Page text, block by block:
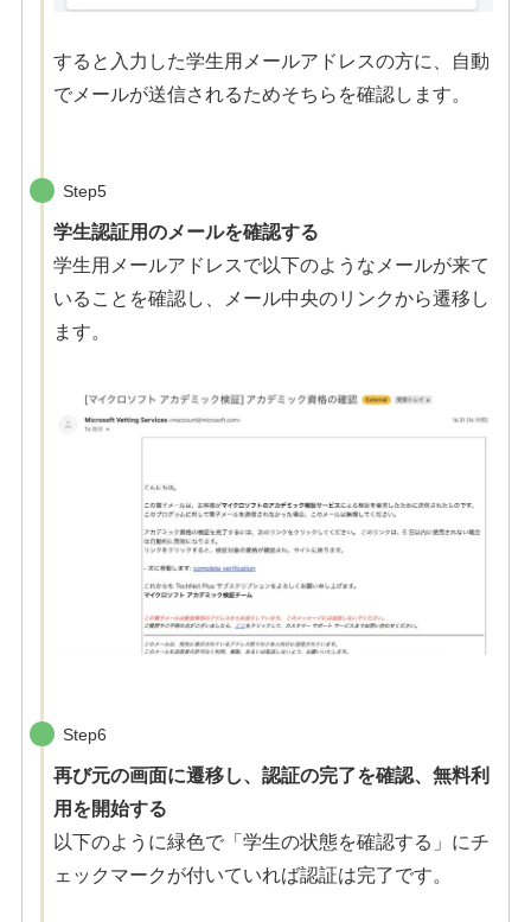
すると入力した学生用メールアドレスの方に、自動
でメールが送信されるためそちらを確認します。
Step5
学生認証用のメールを確認する
学生用メールアドレスで以下のようなメールが来て
いることを確認し、メール中央のリンクから遷移し
ます。
Step6
再び元の画面に遷移し、認証の完了を確認、無料利
用を開始する
以下のように緑色で「学生の状態を確認する」にチ
ェックマークが付いていれば認証は完了です。